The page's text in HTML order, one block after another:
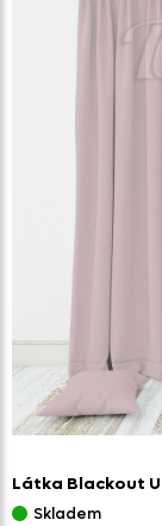
Látka Blackout
Skladem